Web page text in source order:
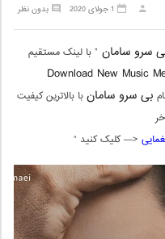
بدون نظر 1 جولای 2020
سرو سامان ” با لینک مستقیم
Download New Music
بی سرو سامانبا بالاترین کیفیت
<— کلیک کنید “